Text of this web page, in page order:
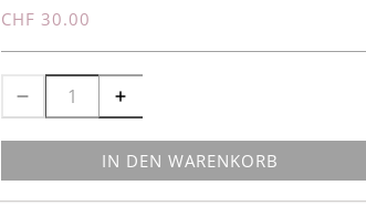
CHF 30.00
IN DEN WARENKORB